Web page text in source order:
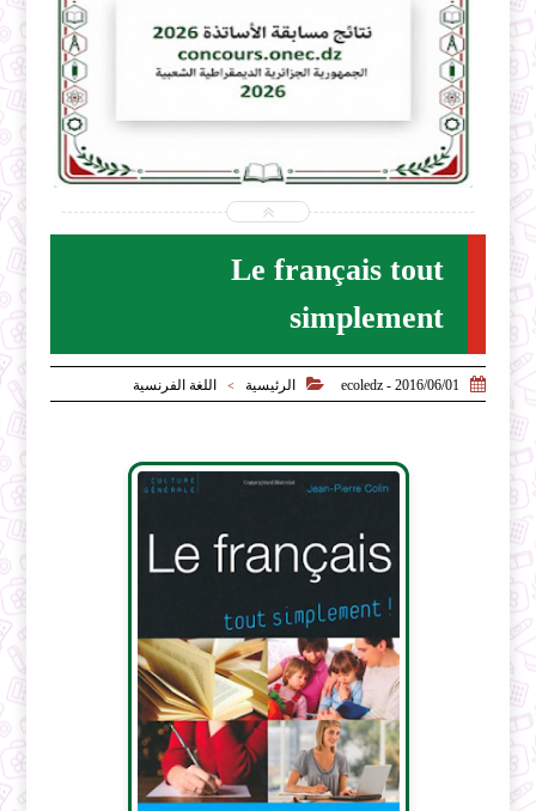
2026-07-31
ecoledz.net
Le français tout
simplement

2016/06/01 - ecoledz
 الرئيسية > اللغة الفرنسية